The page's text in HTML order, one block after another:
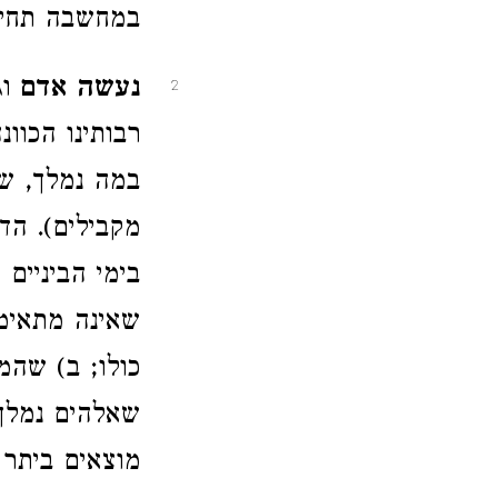
במחשבה
2 נעשה אדם
רבותינו
במה נמלך,
מקבילים).
בימי
שאינה
כולו; ב)
שאלהים
מוצאים